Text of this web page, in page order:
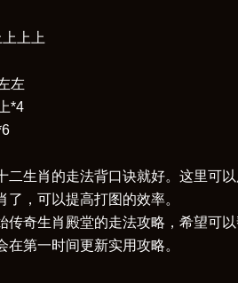
上上
左
*4
肖的走法背口诀就好。这里可以
了，可以提高打图的效率。
奇生肖殿堂的走法攻略，希望可以
在第一时间更新实用攻略。